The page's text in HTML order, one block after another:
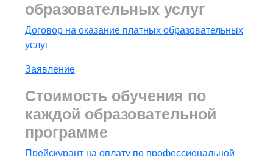
образовательных услуг
Договор на оказание платных образовательных
услуг
Заявление
Стоимость обучения по
каждой образовательной
программе
Прейскурант на оплату по профессиональной